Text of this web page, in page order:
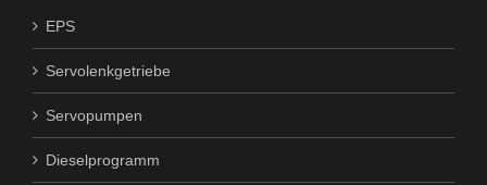
EPS
Servolenkgetriebe
Servopumpen
Dieselprogramm